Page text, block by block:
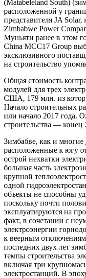
(Matabeleland South)
расположенной у
представителя JA
Zimbabwe Power
Муньяти ранее в этом
China MCC17 Group
эксклюзивного
на строительство
Общая стоимость
модулей для трех
США, 179 млн. из
Начало строительных
или начало 2017 года.
строительства — конец
Зимбабве, как и
расположенные к югу
острой нехватки
большая часть
крупной
одной
объекты не способны
поскольку почти
эксплуатируются на
факт, в сочетании с
электроэнергии
к веерным
последних двух лет
темпы строительства
включая три
электростанций. В